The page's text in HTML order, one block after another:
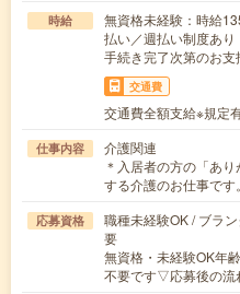
時給
無資格未経験：時給
払い／週払い制度あ
手続き完了次第のお支
交通費
交通費全額支給※規定
仕事内容
介護関連
＊入居者の方の「あ
する介護のお仕事で
応募資格
職種未経験OK / ブラ
要
無資格・未経験OK年
不要です▽応募後の